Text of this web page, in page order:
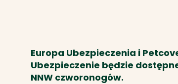
Europa Ubezpieczenia i
Ubezpieczenie będzie
NNW czworonogów.